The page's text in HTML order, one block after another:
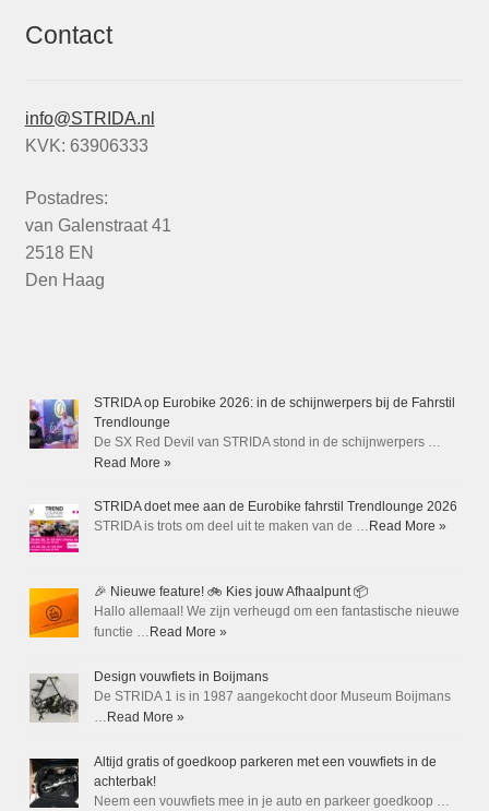
Contact
info@STRIDA.nl
KVK: 63906333
Postadres:
van Galenstraat 41
2518 EN
Den Haag
STRIDA op Eurobike 2026: in de schijnwerpers bij de Fahrstil
Trendlounge
De SX Red Devil van STRIDA stond in de schijnwerpers …
Read More »
STRIDA doet mee aan de Eurobike fahrstil Trendlounge 2026
STRIDA is trots om deel uit te maken van de … Read More »
🎉 Nieuwe feature! 🚲 Kies jouw Afhaalpunt 📦
Hallo allemaal! We zijn verheugd om een fantastische nieuwe
functie … Read More »
Design vouwfiets in Boijmans
De STRIDA 1 is in 1987 aangekocht door Museum Boijmans
… Read More »
Altijd gratis of goedkoop parkeren met een vouwfiets in de
achterbak!
Neem een vouwfiets mee in je auto en parkeer goedkoop …